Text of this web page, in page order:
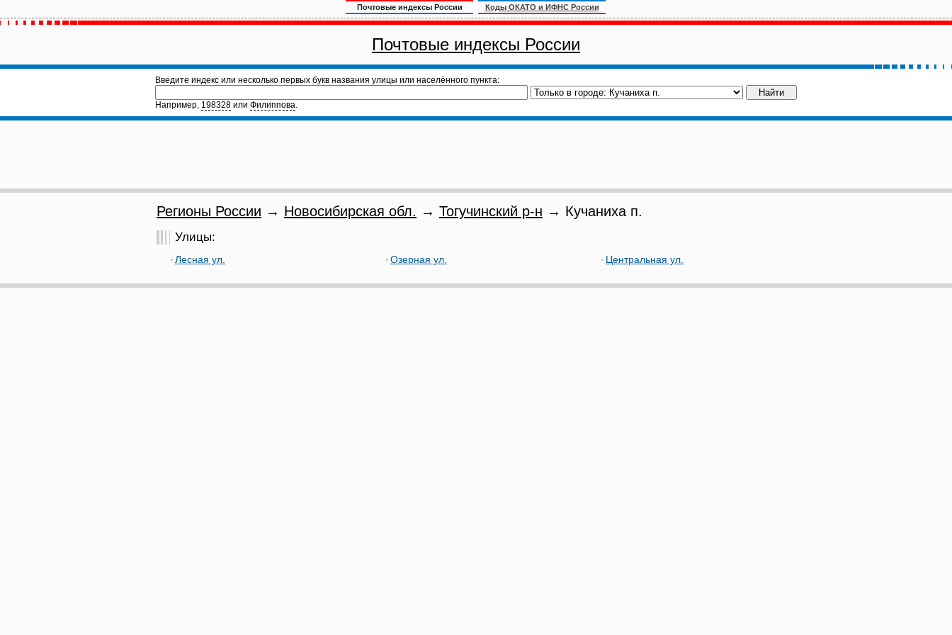
Почтовые индексы России Коды ОКАТО и ИФНС России
Почтовые индексы России
Введите индекс или несколько первых букв названия улицы или населённого пункта:
Например, 198328 или Филиппова.
Регионы России → Новосибирская обл. → Тогучинский р-н → Кучаниха п.
Улицы:
Лесная ул. Озерная ул. Центральная ул.